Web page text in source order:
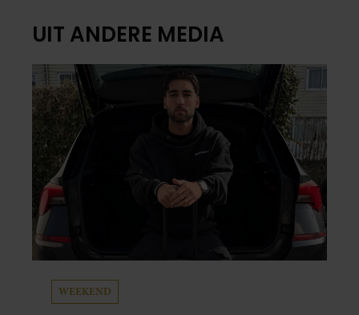
UIT ANDERE MEDIA
WEEKEND